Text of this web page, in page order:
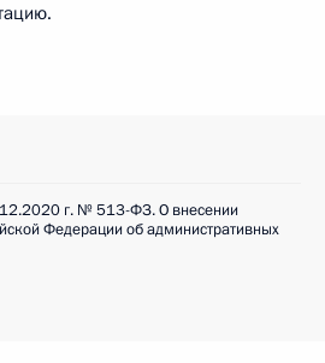
г. № 513-ФЗ. О внесении
Федерации об административных